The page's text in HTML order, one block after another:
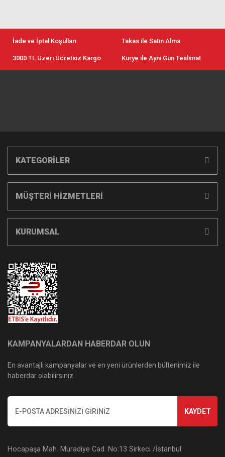
İade ve İptal Koşulları Takas ile Satın Alma
3000 TL Üzeri Ücretsiz Kargo Kurye ile Aynı Gün Teslimat
KATEGORİLER
MÜŞTERİ HİZMETLERİ
KURUMSAL
KAMPANYALARDAN HABERDAR OLUN
En avantajlı kampanyalar ve en yeni ürünlerden bültenimiz ile
haberdar olabilirsiniz.
KAYDET
Hocapaşa Mah. Muradiye Cad. No:13 Sirkeci /İstanbul